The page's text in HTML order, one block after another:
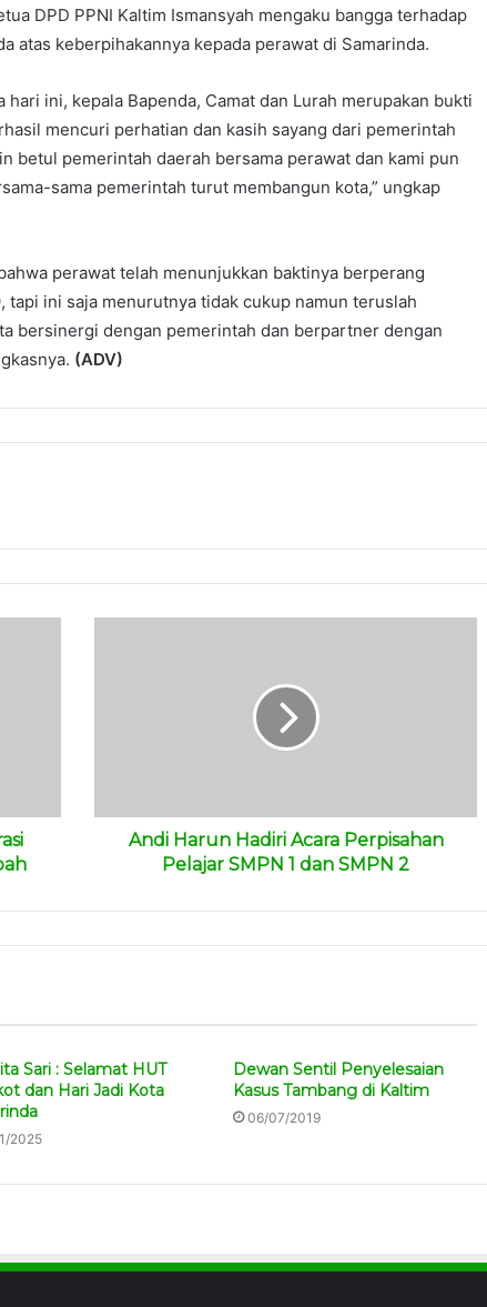
DPD PPNI Kaltim Ismansyah mengaku bangga terhadap
atas keberpihakannya kepada perawat di Samarinda.
hari ini, kepala Bapenda, Camat dan Lurah merupakan bukti
mencuri perhatian dan kasih sayang dari pemerintah
betul pemerintah daerah bersama perawat dan kami pun
sama pemerintah turut membangun kota,” ungkap
perawat telah menunjukkan baktinya berperang
tapi ini saja menurutnya tidak cukup namun teruslah
bersinergi dengan pemerintah dan berpartner dengan
(ADV)
Andi Harun Hadiri Acara Perpisahan
Pelajar SMPN 1 dan SMPN 2
Sari : Selamat HUT
dan Hari Jadi Kota
2025
Dewan Sentil Penyelesaian
Kasus Tambang di Kaltim
06/07/2019